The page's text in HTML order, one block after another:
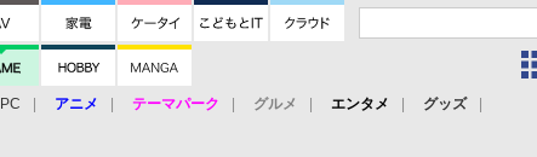
PC アニメ テーマパーク グルメ エンタメ
グッズ